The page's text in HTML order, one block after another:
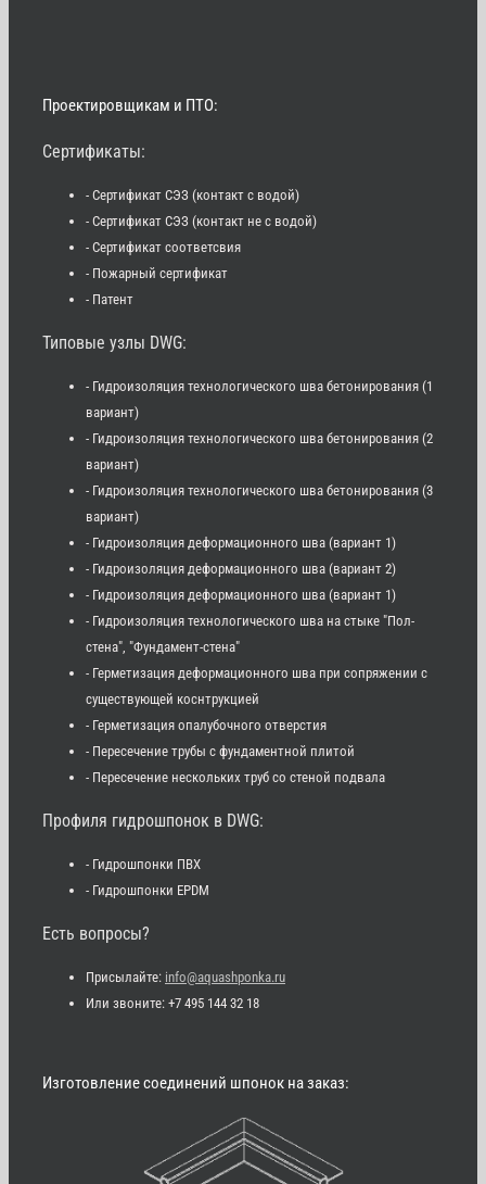
Проектировщикам и ПТО:
Сертификаты:
- Сертификат СЭЗ (контакт с водой)
- Сертификат СЭЗ (контакт не с водой)
- Сертификат соответсвия
- Пожарный сертификат
- Патент
Типовые узлы DWG:
- Гидроизоляция технологического шва бетонирования (1
вариант)
- Гидроизоляция технологического шва бетонирования (2
вариант)
- Гидроизоляция технологического шва бетонирования (3
вариант)
- Гидроизоляция деформационного шва (вариант 1)
- Гидроизоляция деформационного шва (вариант 2)
- Гидроизоляция деформационного шва (вариант 1)
- Гидроизоляция технологического шва на стыке "Пол-
стена", "Фундамент-стена"
- Герметизация деформационного шва при сопряжении с
существующей коснтрукцией
- Герметизация опалубочного отверстия
- Пересечение трубы с фундаментной плитой
- Пересечение нескольких труб со стеной подвала
Профиля гидрошпонок в DWG:
- Гидрошпонки ПВХ
- Гидрошпонки EPDM
Есть вопросы?
Присылайте: info@aquashponka.ru
Или звоните: +7 495 144 32 18
Изготовление соединений шпонок на заказ: